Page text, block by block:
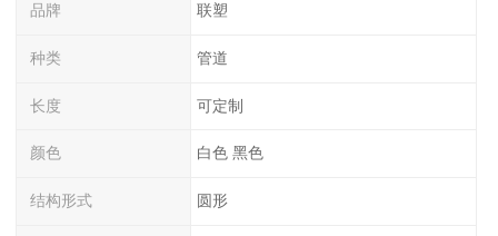
品牌 联塑
种类 管道
长度 可定制
颜色 白色 黑色
结构形式 圆形